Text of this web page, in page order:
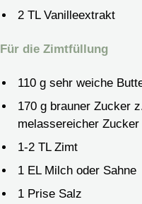
2 TL Vanilleextrakt
Für die Zimtfüllung
110 g sehr weiche
170 g brauner Zucker
melassereicher Zucker
1-2 TL Zimt
1 EL Milch oder Sahne
1 Prise Salz